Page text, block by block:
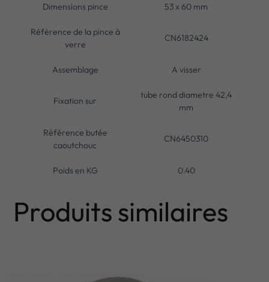
Dimensions pince 53 x 60 mm
Référence de la pince à
verre
CN6182424
Assemblage A visser
Fixation sur
tube rond diametre 42,4
mm
Référence butée
caoutchouc
CN6450310
Poids en KG 0.40
Produits similaires